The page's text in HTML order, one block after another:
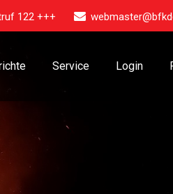
122 +++
Service Login